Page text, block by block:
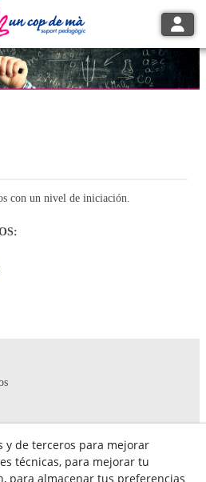
con un nivel de iniciación.
y de terceros para mejorar
técnicas, para mejorar tu
para almacenar tus preferencias